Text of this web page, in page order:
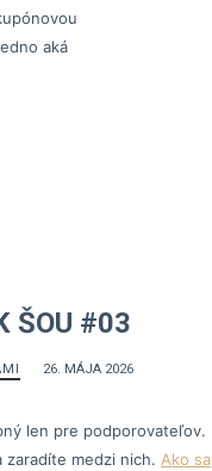
aká
ŠOU #03
26. MÁJA 2026
len pre podporovateľov.
zaradíte medzi nich. Ako sa